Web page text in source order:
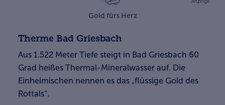
Anzeige
Gold fürs Herz
Therme Bad Griesbach
Aus 1.522 Meter Tiefe steigt in Bad Griesbach 60
Grad heißes Thermal-Mineralwasser auf. Die
Einheimischen nennen es das „flüssige Gold des
Rottals“.